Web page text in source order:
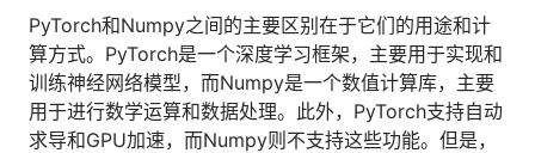
PyTorch和Numpy之间的主要区别在于它们的用途和计
算方式。PyTorch是一个深度学习框架，主要用于实现和
训练神经网络模型，而Numpy是一个数值计算库，主要
用于进行数学运算和数据处理。此外，PyTorch支持自动
求导和GPU加速，而Numpy则不支持这些功能。但是，